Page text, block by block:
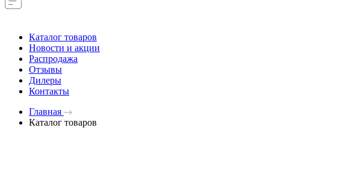
Каталог товаров
Новости и акции
Распродажа
Отзывы
Дилеры
Контакты
Главная
Каталог товаров